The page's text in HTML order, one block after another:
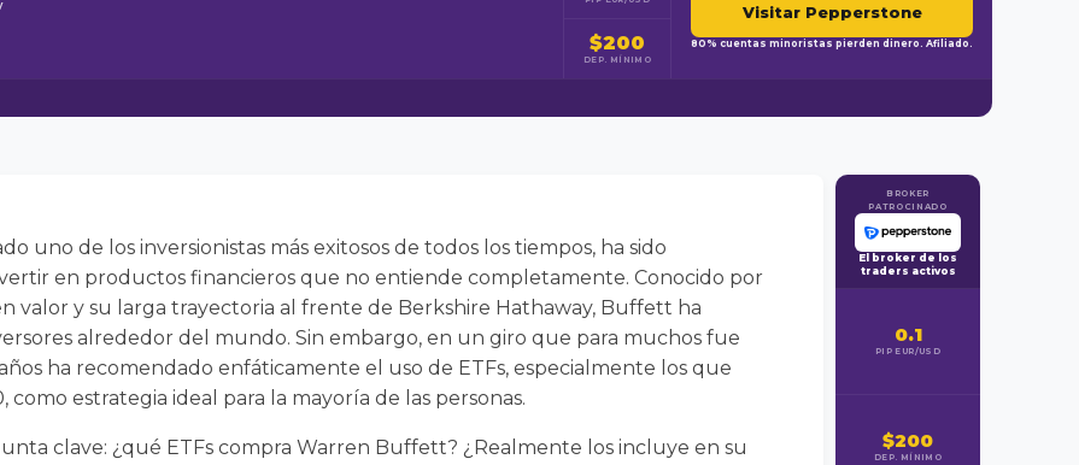
$200
DEP. MÍNIMO
Visitar Pepperstone
80% cuentas minoristas pierden dinero. Afiliado.
uno de los inversionistas más exitosos de todos los tiempos, ha sido
en productos financieros que no entiende completamente. Conocido por
valor y su larga trayectoria al frente de Berkshire Hathaway, Buffett ha
alrededor del mundo. Sin embargo, en un giro que para muchos fue
ha recomendado enfáticamente el uso de ETFs, especialmente los que
como estrategia ideal para la mayoría de las personas.
clave: ¿qué ETFs compra Warren Buffett? ¿Realmente los incluye en su
BROKER
PATROCINADO
El broker de los
traders activos
0.1
PIP EUR/USD
$200
DEP. MÍNIMO